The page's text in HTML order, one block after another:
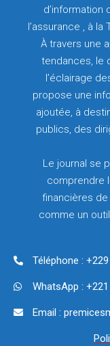
d’information
l’assurance , à la
À travers une
tendances, le
l’éclairage
propose une
ajoutée, à
publics, des
Le journal se
comprendre
financières
comme un
Téléphone :
WhatsApp :
Email :